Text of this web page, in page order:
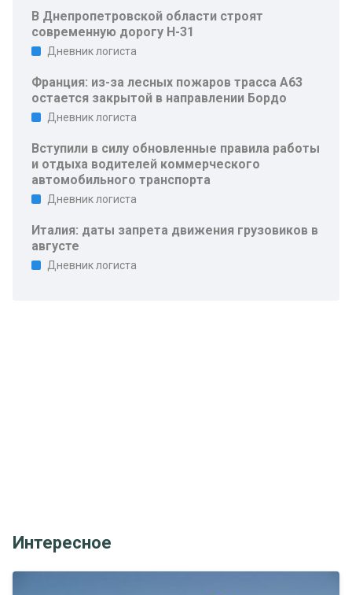
В Днепропетровской области строят
современную дорогу Н-31
Дневник логиста
Франция: из-за лесных пожаров трасса A63
остается закрытой в направлении Бордо
Дневник логиста
Вступили в силу обновленные правила работы
и отдыха водителей коммерческого
автомобильного транспорта
Дневник логиста
Италия: даты запрета движения грузовиков в
августе
Дневник логиста
Интересное